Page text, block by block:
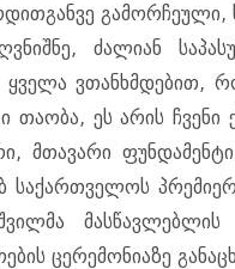
გა­მორ­ჩე­უ­ლი,
ძა­ლი­ან
ყვე­ლა ვთან­ხმდე­ბით,
ეს არის ჩვე­ნი
მთა­ვა­რი
სა­ქარ­თვე­ლოს
ცე­რე­მო­ნი­ა­ზე